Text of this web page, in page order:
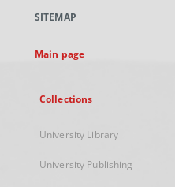
new
SITEMAP
Main page
Collections
University Library
University Publishing